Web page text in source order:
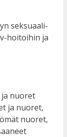
seksuaali-
hoitoihin ja
nuoret
ja nuoret,
nuoret,